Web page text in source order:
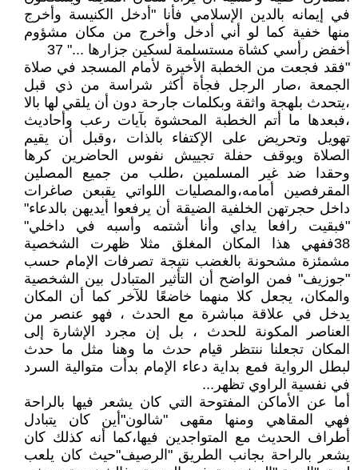
في إيمانه بالدين الإسلامي فأنا "أدخل الكنيسة وأخرج
منها خفية كما لو أني أدخل وأخرج من مكان مشؤوم
أخفض رأسي كشاة مستسلمة لسكين جزارها ..." 37
"فقد فجعت من الخطبة الأخيرة لأمام المسجد في صلاة
الجمعة ،صار الرجل فجأة أكثر شراسة من ذي قبل
،يتحدث بلهجة واثقة وبكلمات جارحة دون أن يلقي لها بالا
،فبعدها ما أتم الخطبة المحشوة بآيات رعب وأحاديث
تهويل وتحريض على الإكتفاء بالذات ،وقبل أن يقيم
الصلاة ويوقف حفلة تجييش نفوس الحاضرين كرها
وحقدا ضد غير المسلمين ،طلب من جميع المصلين
المقرفصين أمامه،والمصليات اللواتي يقبعن صاغرات
داخل حجرتهن الخلفية الضيقة أن يرفعوا أيديهن بالدعاء"
"فبقيت رافعا يداي وأنا أشتمه وأسبه في داخلي"
38ففهي هذا المكان المغلق مثلا ظهرت الشخصية
مشمئزة مشحونة بالغضب نتيجة تصرفات الإمام حسب
"جوزيف" فمن الواضح أن التأثير المتبادل بين الشخصية
والمكان، يجعل كلا منهما خاضعًا للآخر كما أن المكان
يدخل في علاقة مباشرة مع الحدث ، فهو عنصر من
العناصر المكونة للحدث ، بل إن مجرد الإشارة إلى
المكان تجعلنا ننتظر قيام حدث ما وهنا مثل ما حدث
لبطل الرواية فمع بداية دعاء الإمام بدأت متوالية السرد
في نفسية الراوي تظهر...
أما عن الأماكن المفتوحة التي كان يشعر فيها بالراحة
فهي المقاهي ومنها مقهى "شالون"أين كان يتبادل
أطراف الحديث مع المتواجدين فيها،كما أنه كذلك كان
يشعر بالراحة بجانب الطريق "الرصيف"حيث كان يلعب